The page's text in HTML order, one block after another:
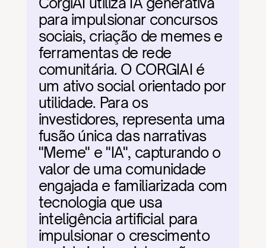
para impulsionar concursos
sociais, criação de memes e
ferramentas de rede
comunitária. O CORGIAI é
um ativo social orientado por
utilidade. Para os
investidores, representa uma
fusão única das narrativas
"Meme" e "IA", capturando o
valor de uma comunidade
engajada e familiarizada com
tecnologia que usa
inteligência artificial para
impulsionar o crescimento